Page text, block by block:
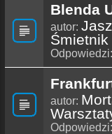
Blenda
autor:
Śmietnik
Odpowiedzi:
autor:
Odpowiedzi: